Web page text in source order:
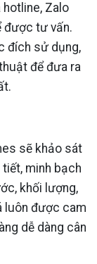
hotline, Zalo
được tư vấn.
đích sử dụng,
để đưa ra
sẽ khảo sát
minh bạch
khối lượng,
luôn được cam
dễ dàng cân